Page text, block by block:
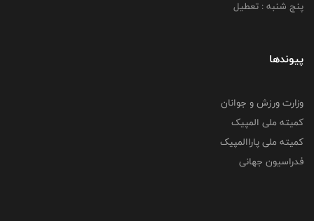
پنج شنبه : تعطیل
پیوندها
وزارت ورزش و جوانان
کمیته ملی المپیک
کمیته ملی پاراالمپیک
فدراسیون جهانی